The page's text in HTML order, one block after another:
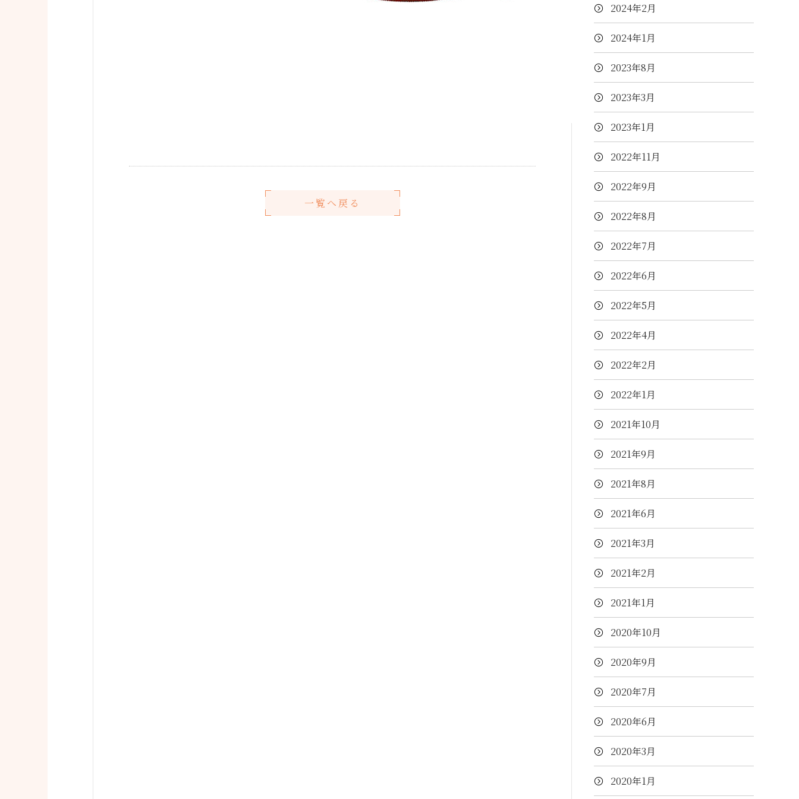
一覧へ戻る
2024年2月
2024年1月
2023年8月
2023年3月
2023年1月
2022年11月
2022年9月
2022年8月
2022年7月
2022年6月
2022年5月
2022年4月
2022年2月
2022年1月
2021年10月
2021年9月
2021年8月
2021年6月
2021年3月
2021年2月
2021年1月
2020年10月
2020年9月
2020年7月
2020年6月
2020年3月
2020年1月